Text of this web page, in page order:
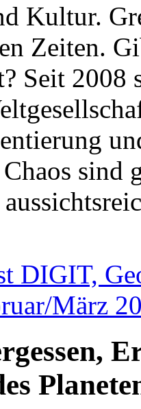
Kultur.
Zeiten.
Seit 2008
sind
DIGIT,
März